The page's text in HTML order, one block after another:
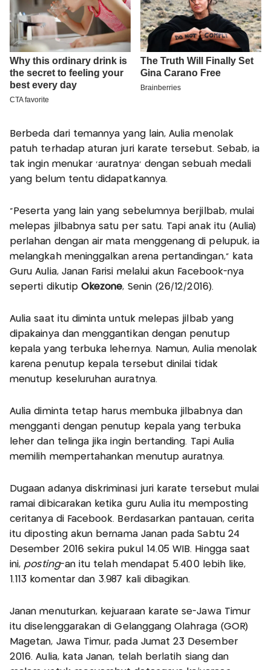
Berbeda dari temannya yang lain, Aulia menolak
patuh terhadap aturan juri karate tersebut. Sebab, ia
tak ingin menukar 'auratnya' dengan sebuah medali
yang belum tentu didapatkannya.
"Peserta yang lain yang sebelumnya berjilbab, mulai
melepas jilbabnya satu per satu. Tapi anak itu (Aulia)
perlahan dengan air mata menggenang di pelupuk, ia
melangkah meninggalkan arena pertandingan," kata
Guru Aulia, Janan Farisi melalui akun Facebook-nya
seperti dikutipOkezone, Senin (26/12/2016).
Aulia saat itu diminta untuk melepas jilbab yang
dipakainya dan menggantikan dengan penutup
kepala yang terbuka lehernya. Namun, Aulia menolak
karena penutup kepala tersebut dinilai tidak
menutup keseluruhan auratnya.
Aulia diminta tetap harus membuka jilbabnya dan
mengganti dengan penutup kepala yang terbuka
leher dan telinga jika ingin bertanding. Tapi Aulia
memilih mempertahankan menutup auratnya.
Dugaan adanya diskriminasi juri karate tersebut mulai
ramai dibicarakan ketika guru Aulia itu memposting
ceritanya di Facebook. Berdasarkan pantauan, cerita
itu diposting akun bernama Janan pada Sabtu 24
Desember 2016 sekira pukul 14.05 WIB. Hingga saat
ini, posting-an itu telah mendapat 5.400 lebih like,
1.113 komentar dan 3.987 kali dibagikan.
Janan menuturkan, kejuaraan karate se-Jawa Timur
itu diselenggarakan di Gelanggang Olahraga (GOR)
Magetan, Jawa Timur, pada Jumat 23 Desember
2016. Aulia, kata Janan, telah berlatih siang dan